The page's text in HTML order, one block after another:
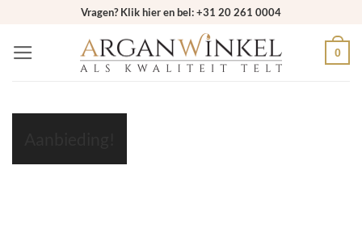
inhoud
Vragen? Klik hier en bel: +31 20 261 0004
0